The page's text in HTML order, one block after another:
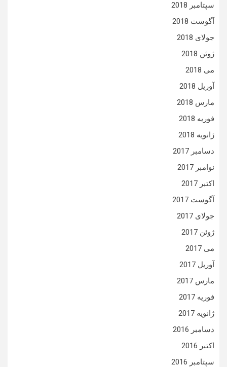
سپتامبر 2018
آگوست 2018
جولای 2018
ژوئن 2018
می 2018
آوریل 2018
مارس 2018
فوریه 2018
ژانویه 2018
دسامبر 2017
نوامبر 2017
اکتبر 2017
آگوست 2017
جولای 2017
ژوئن 2017
می 2017
آوریل 2017
مارس 2017
فوریه 2017
ژانویه 2017
دسامبر 2016
اکتبر 2016
سپتامبر 2016